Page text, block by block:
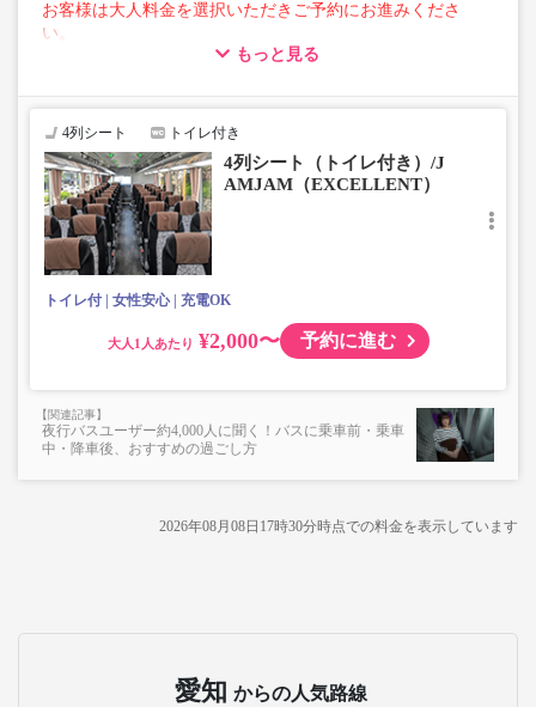
お客様は大人料金を選択いただきご予約にお進みくださ
い。
■トランクにてお預かりできる荷物
・3辺合計160cm以内、かつ10kg以下のものをおひとり様1
■お預かりできない荷物（貴重品以外は車内持ち込みも不
可）
楽器・自転車（折りたたみ含む）・ボード等の大きな荷
物、壊れ物、危険物、貴重品、ペット、
上記「トランクにてお預かりできる荷物」の条件を満たさ
もっと見る
4列シート トイレ付き
4列シート（トイレ付き）/J
AMJAM（EXCELLENT）
トイレ付 女性安心 充電OK
大人 ¥2,000〜 予約に進む
夜行バスユーザー約4,000人に聞く！バスに乗車前・乗車
中・降車後、おすすめの過ごし方
2026年08月08日17時30分時点での料金を表示しています
愛知 からの人気路線